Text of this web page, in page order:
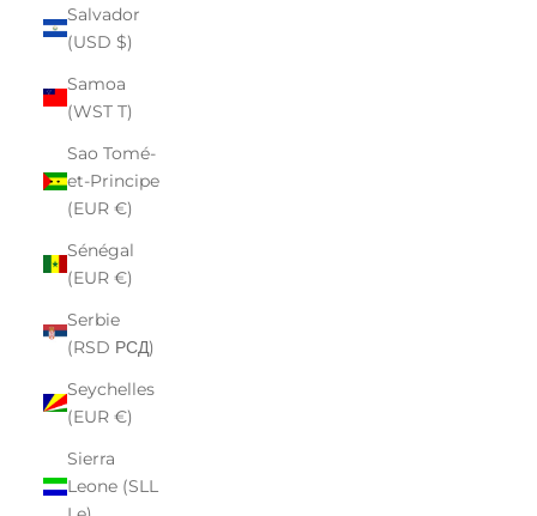
Salvador
(USD $)
Samoa
(WST T)
Sao Tomé-
et-Principe
(EUR €)
Sénégal
(EUR €)
Serbie
(RSD РСД)
Seychelles
(EUR €)
Sierra
Leone (SLL